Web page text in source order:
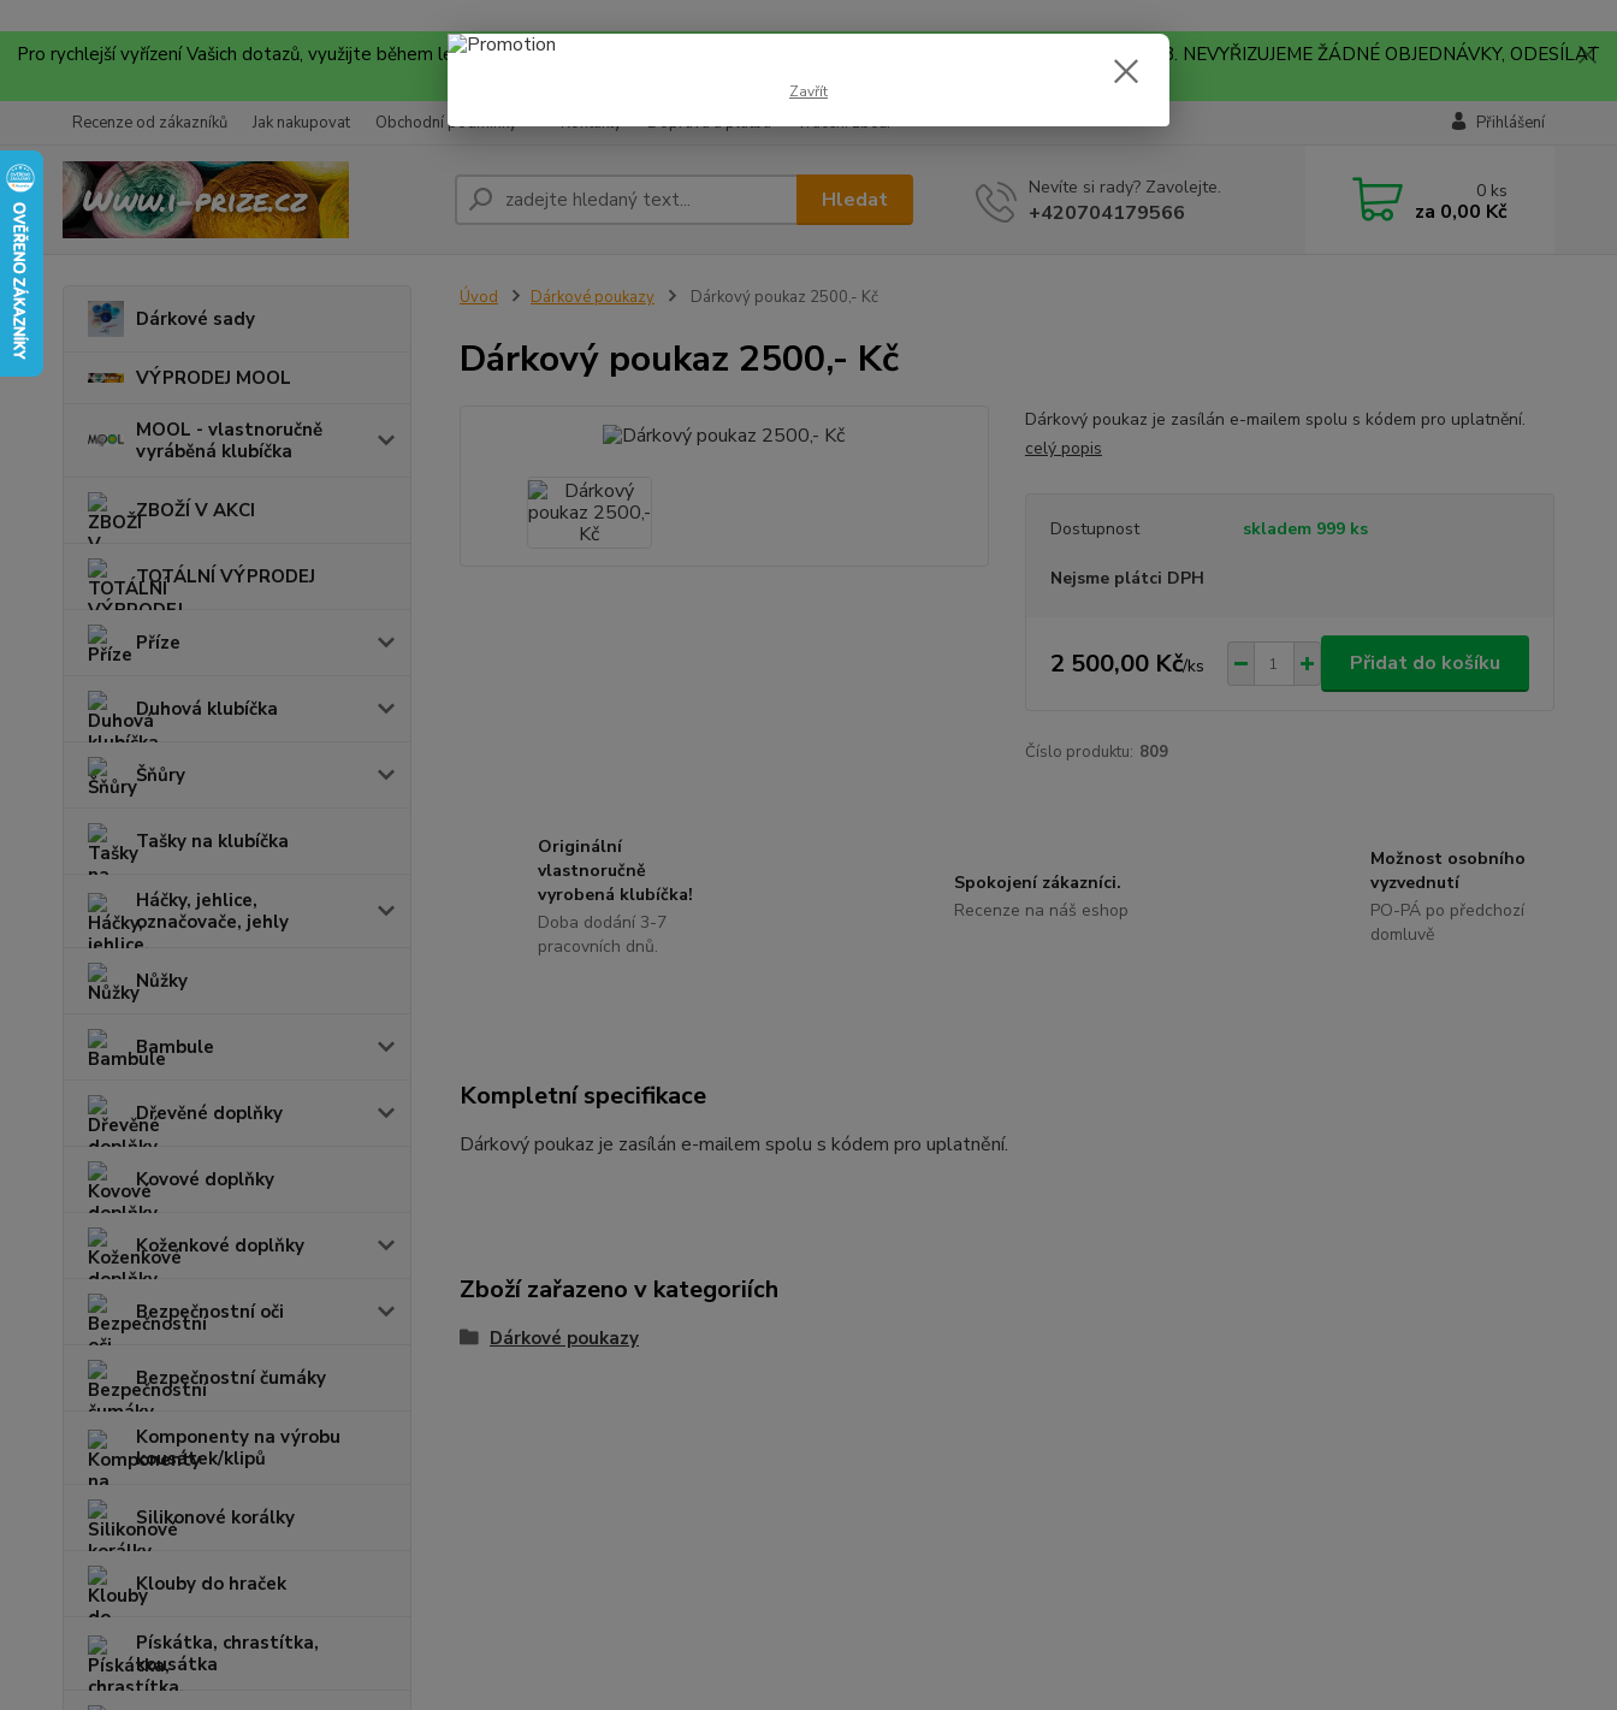
Pro rychlejší vyřízení Vašich dotazů, využijte během letních prázdnin náš email info@i-prize.cz. Děkujeme. !!! POZOR ZMĚNA !!! V PONDĚLÍ 10.8. NEVYŘIZUJEME ŽÁDNÉ OBJEDNÁVKY, ODESÍLAT
Recenze od zákazníků Jak nakupovat Obchodní podmínky Kontakty Doprava a platba Vrácení zboží Přihlášení
Hledat Nevíte si rady? Zavolejte.
+420704179566
0 ks
za 0,00 Kč
Dárkové sady
VÝPRODEJ MOOL
MOOL - vlastnoručně
vyráběná klubíčka
ZBOŽÍ V AKCI
TOTÁLNÍ VÝPRODEJ
Příze
Duhová klubíčka
Šňůry
Tašky na klubíčka
Háčky, jehlice,
označovače, jehly
Nůžky
Bambule
Dřevěné doplňky
Kovové doplňky
Koženkové doplňky
Bezpečnostní oči
Bezpečnostní čumáky
Komponenty na výrobu
kousátek/klipů
Silikonové korálky
Klouby do hraček
Pískátka, chrastítka,
kousátka
Úvod Dárkové poukazy Dárkový poukaz 2500,- Kč
Dárkový poukaz 2500,- Kč
Dárkový poukaz je zasílán e-mailem spolu s kódem pro uplatnění.
celý popis
Dostupnost skladem 999 ks
Nejsme plátci DPH
2 500,00 Kč/ks Přidat do košíku
Číslo produktu: 809
Originální
vlastnoručně
vyrobená klubíčka!
Doba dodání 3-7
pracovních dnů.
Spokojení zákazníci.
Recenze na náš eshop
Možnost osobního
vyzvednutí
PO-PÁ po předchozí
domluvě
Kompletní specifikace
Dárkový poukaz je zasílán e-mailem spolu s kódem pro uplatnění.
Zboží zařazeno v kategoriích
Dárkové poukazy
Zavřít